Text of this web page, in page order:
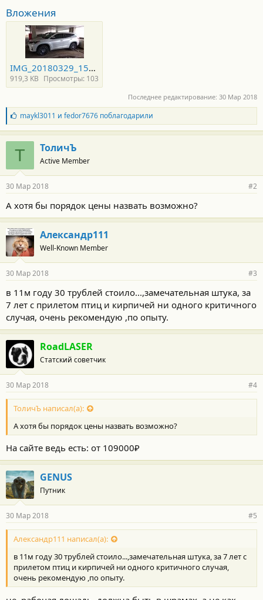
Вложения
IMG_20180329_152152-min.jpg
919,3 KB Просмотры: 103
Последнее редактирование: 30 Мар 2018
Б
л
а
г
о
д
а
н
с
т
и
:
maykl3011 и fedor7676поблагодарили
Т ТоличЪ
Active Member
30 Мар 2018 #2
А хотя бы порядок цены назвать возможно?
Александр111
Well-Known Member
30 Мар 2018 #3
в 11м году 30 трублей стоило...,замечательная штука, за
7 лет с прилетом птиц и кирпичей ни одного критичного
случая, очень рекомендую ,по опыту.
RoadLASER
Статский советчик
30 Мар 2018 #4
ТоличЪ написал(а):
А хотя бы порядок цены назвать возможно?
На сайте ведь есть: от 109000₽
GENUS
Путник
30 Мар 2018 #5
Александр111 написал(а):
в 11м году 30 трублей стоило...,замечательная штука, за 7 лет с
прилетом птиц и кирпичей ни одного критичного случая,
очень рекомендую ,по опыту.